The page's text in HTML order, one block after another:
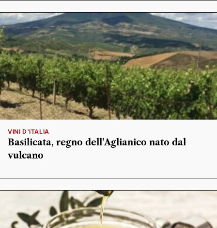
VINI D'ITALIA
Basilicata, regno dell’Aglianico nato dal
vulcano